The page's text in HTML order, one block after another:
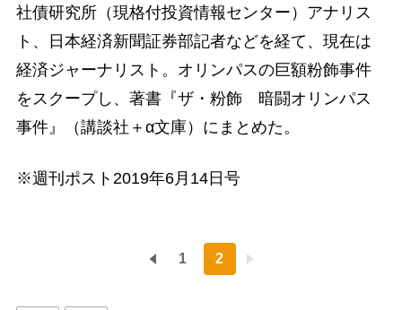
社債研究所（現格付投資情報センター）アナリス
ト、日本経済新聞証券部記者などを経て、現在は
経済ジャーナリスト。オリンパスの巨額粉飾事件
をスクープし、著書『ザ・粉飾 暗闘オリンパス
事件』（講談社＋α文庫）にまとめた。
※週刊ポスト2019年6月14日号
1 2